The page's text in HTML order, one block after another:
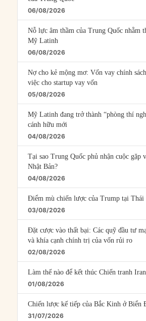
06/08/2026
Nỗ lực âm thầm của Trung Quốc nhằm
Mỹ Latinh
06/08/2026
Nợ cho kẻ mộng mơ: Vốn vay chính
việc cho startup vay vốn
05/08/2026
Mỹ Latinh đang trở thành “phòng thí
cánh hữu mới
04/08/2026
Tại sao Trung Quốc phủ nhận cuộc gặp
Nhật Bản?
04/08/2026
Điểm mù chiến lược của Trump tại
03/08/2026
Đặt cược vào thất bại: Các quỹ đầu tư
và khía cạnh chính trị của vốn rủi ro
02/08/2026
Làm thế nào để kết thúc Chiến tranh
01/08/2026
Chiến lược kế tiếp của Bắc Kinh ở Biển
31/07/2026